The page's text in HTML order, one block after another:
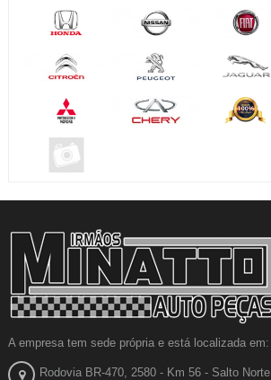
A empresa tem sede própria e está localizada em:
Rodovia BR-470, 2580 - Km 56 - Salto Norte